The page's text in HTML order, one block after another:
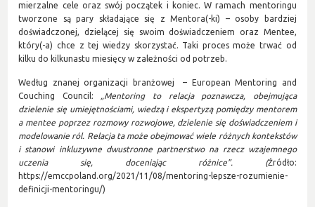
mierzalne cele oraz swój początek i koniec. W ramach mentoringu
tworzone są pary składające się z Mentora(-ki) – osoby bardziej
doświadczonej, dzielącej się swoim doświadczeniem oraz Mentee,
który(-a) chce z tej wiedzy skorzystać. Taki proces może trwać od
kilku do kilkunastu miesięcy w zależności od potrzeb.
Według znanej organizacji branżowej – European Mentoring and
Couching Council: „Mentoring to relacja poznawcza, obejmująca
dzielenie się umiejętnościami, wiedzą i ekspertyzą pomiędzy mentorem
a mentee poprzez rozmowy rozwojowe, dzielenie się doświadczeniem i
modelowanie ról. Relacja ta może obejmować wiele różnych kontekstów
i stanowi inkluzywne dwustronne partnerstwo na rzecz wzajemnego
uczenia się, doceniając różnice”. (Źródło:
https://emccpoland.org/2021/11/08/mentoring-lepsze-rozumienie-
definicji-mentoringu/)